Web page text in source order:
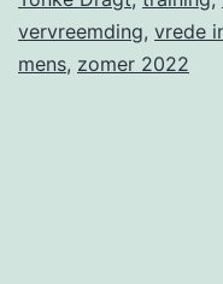
vervreemding, vrede
mens, zomer 2022